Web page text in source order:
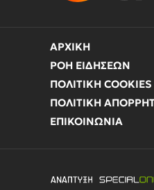
ΑΡΧΙΚΗ
ΡΟΗ ΕΙΔΗΣΕΩΝ
ΠΟΛΙΤΙΚΗ COOKIES
ΠΟΛΙΤΙΚΗ
ΕΠΙΚΟΙΝΩΝΙΑ